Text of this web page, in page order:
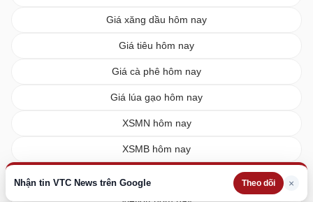
Nhận tin VTC News trên Google Theo dõi ×
Giá xăng dầu hôm nay
Giá tiêu hôm nay
Giá cà phê hôm nay
Giá lúa gạo hôm nay
XSMN hôm nay
XSMB hôm nay